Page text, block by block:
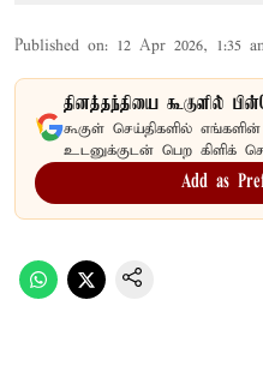
Published on: 12 Apr 2026, 1:35
தினத்தந்தியை கூகுளில்
கூகுள் செய்திகளில்
உடனுக்குடன் பெற கிளிக்
Add as